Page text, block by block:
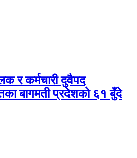
र कर्मचारी दुवैपद
बागमती प्रदेशको ६१ बुँदे